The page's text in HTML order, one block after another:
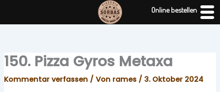
150. Pizza Gyros Metaxa
Kommentar verfassen / Von rames / 3. Oktober 2024
Online bestellen